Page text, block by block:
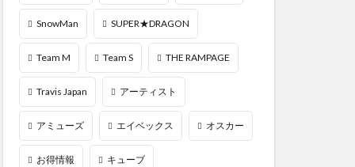
SnowMan SUPER★DRAGON
Team M Team S THE RAMPAGE
Travis Japan アーティスト
アミューズ エイベックス オスカー
お得情報 キューブ